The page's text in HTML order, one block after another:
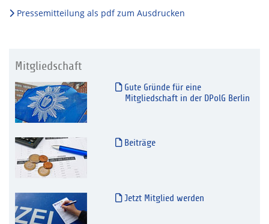
Pressemitteilung als pdf zum Ausdrucken
Mitgliedschaft
Gute Gründe für eine
Mitgliedschaft in der DPolG Berlin
Beiträge
Jetzt Mitglied werden